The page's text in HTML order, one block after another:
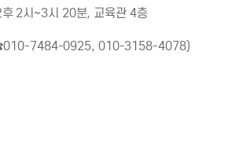
2시~3시 20분, 교육관 4층
7484-0925, 010-3158-4078)